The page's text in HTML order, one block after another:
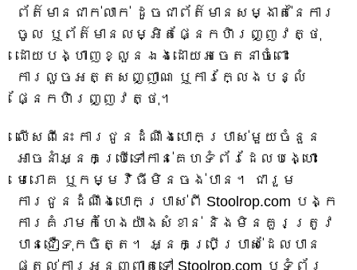
ព័ត៌មានជាក់លាក់ ដូចជាព័ត៌មានសម្ងាត់នៃការ
ចូល ឬព័ត៌មានលម្អិតផ្នែកហិរញ្ញវត្ថុ
ដោយបង្ហាញខ្លួនឯងដោយអចេតនាចំពោះ
ការលួចអត្តសញ្ញាណ ឬការក្លែងបន្លំ
ផ្នែកហិរញ្ញវត្ថុ។
លើស​ពី​នេះ ការ​ជូន​ដំណឹង​បោក​ប្រាស់​មួយ​ចំនួន​
អាច​នាំ​អ្នក​ប្រើ​ទៅ​កាន់​គេហទំព័រ​ដែល​បង្ហោះ​
មេរោគ ឬ​កម្មវិធី​មិន​ចង់​បាន។ ជារួម
ការជូនដំណឹងបោកប្រាស់ពី Stoolrop.com បង្ក
ការគំរាមកំហែងយ៉ាងសំខាន់ និងមិនគួរត្រូវ
បានជឿទុកចិត្ត។ អ្នកប្រើប្រាស់ដែលបាន
ផ្តល់ការអនុញ្ញាតទៅ Stoolrop.com ឬទំព័រ